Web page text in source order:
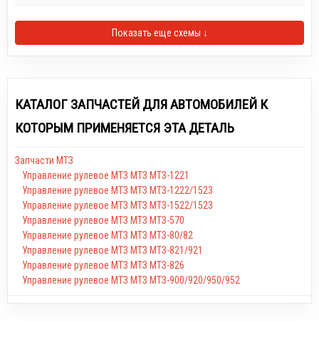
Показать еще схемы ↓
КАТАЛОГ ЗАПЧАСТЕЙ ДЛЯ АВТОМОБИЛЕЙ К
КОТОРЫМ ПРИМЕНЯЕТСЯ ЭТА ДЕТАЛЬ
Запчасти МТЗ
Управление рулевое МТЗ МТЗ МТЗ-1221
Управление рулевое МТЗ МТЗ МТЗ-1222/1523
Управление рулевое МТЗ МТЗ МТЗ-1522/1523
Управление рулевое МТЗ МТЗ МТЗ-570
Управление рулевое МТЗ МТЗ МТЗ-80/82
Управление рулевое МТЗ МТЗ МТЗ-821/921
Управление рулевое МТЗ МТЗ МТЗ-826
Управление рулевое МТЗ МТЗ МТЗ-900/920/950/952